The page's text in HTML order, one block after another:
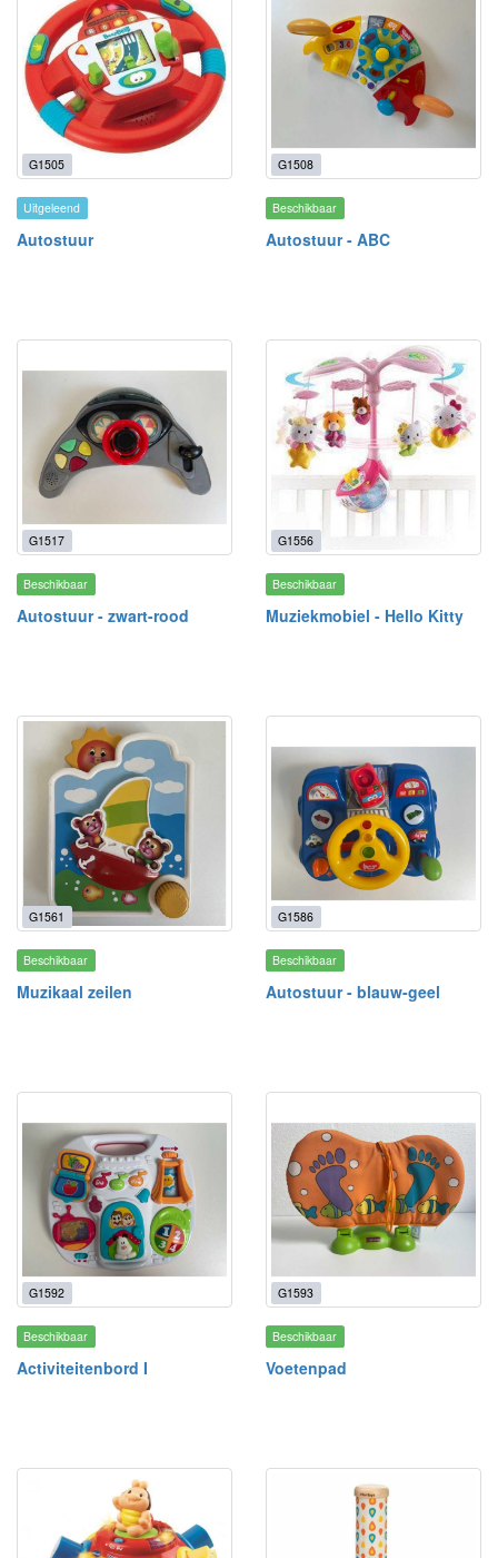
G1505
Uitgeleend
Autostuur
G1508
Beschikbaar
Autostuur - ABC
G1517
Beschikbaar
Autostuur - zwart-rood
G1556
Beschikbaar
Muziekmobiel - Hello Kitty
G1561
Beschikbaar
Muzikaal zeilen
G1586
Beschikbaar
Autostuur - blauw-geel
G1592
Beschikbaar
Activiteitenbord I
G1593
Beschikbaar
Voetenpad